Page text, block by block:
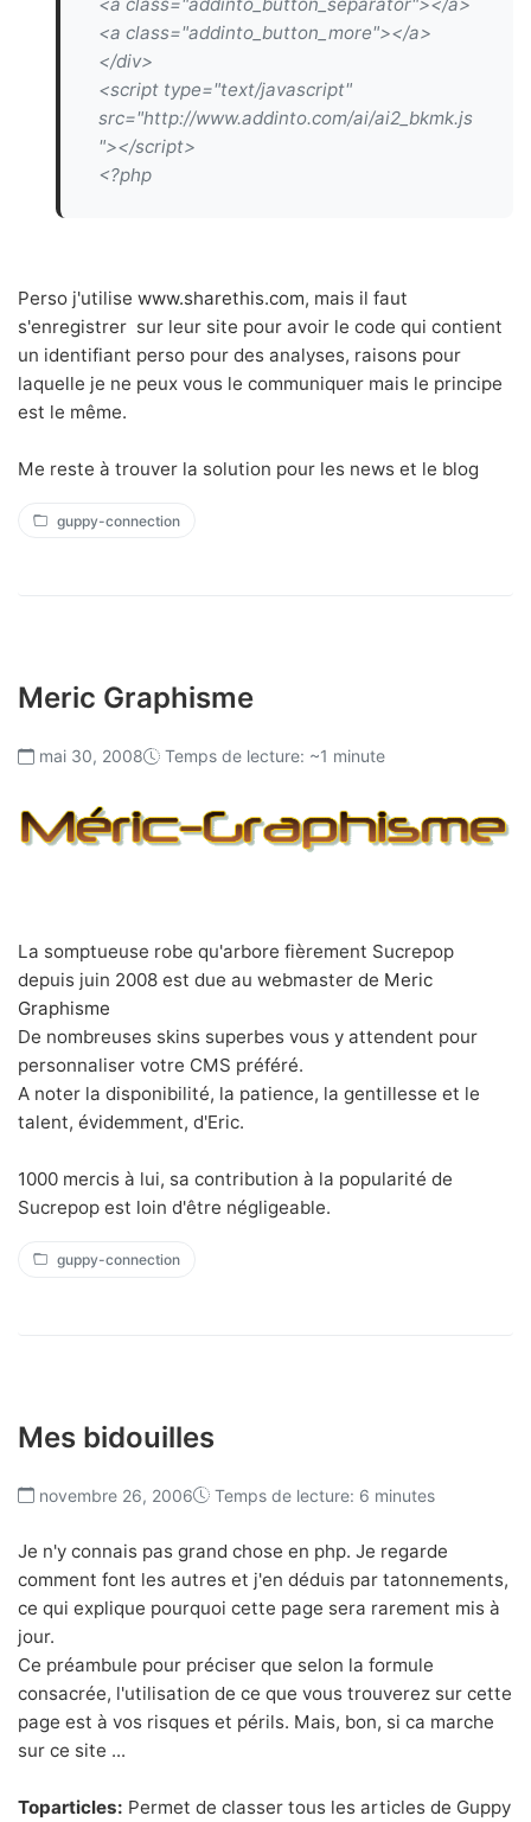
<a class="addinto_button_more"></a>
</div>
<script type="text/javascript"
src="http://www.addinto.com/ai/ai2_bkmk.js
"></script>
<?php
Perso j'utilise www.sharethis.com, mais il faut
s'enregistrer sur leur site pour avoir le code qui contient
un identifiant perso pour des analyses, raisons pour
laquelle je ne peux vous le communiquer mais le principe
est le même.
Me reste à trouver la solution pour les news et le blog
guppy-connection
Meric Graphisme
mai 30, 2008 Temps de lecture: ~1 minute
La somptueuse robe qu'arbore fièrement Sucrepop
depuis juin 2008 est due au webmaster de Meric
Graphisme
De nombreuses skins superbes vous y attendent pour
personnaliser votre CMS préféré.
A noter la disponibilité, la patience, la gentillesse et le
talent, évidemment, d'Eric.
1000 mercis à lui, sa contribution à la popularité de
Sucrepop est loin d'être négligeable.
guppy-connection
Mes bidouilles
novembre 26, 2006 Temps de lecture: 6 minutes
Je n'y connais pas grand chose en php. Je regarde
comment font les autres et j'en déduis par tatonnements,
ce qui explique pourquoi cette page sera rarement mis à
jour.
Ce préambule pour préciser que selon la formule
consacrée, l'utilisation de ce que vous trouverez sur cette
page est à vos risques et périls. Mais, bon, si ca marche
sur ce site ...
Toparticles: Permet de classer tous les articles de Guppy